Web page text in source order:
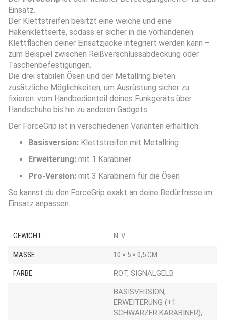
Einsatz.
Der Klettstreifen besitzt eine weiche und eine
Hakenklettseite, sodass er sicher in die vorhandenen
Klettflächen deiner Einsatzjacke integriert werden kann –
zum Beispiel zwischen Reißverschlussabdeckung oder
Taschenbefestigungen.
Die drei stabilen Ösen und der Metallring bieten
zusätzliche Möglichkeiten, um Ausrüstung sicher zu
fixieren: vom Handbedienteil deines Funkgeräts über
Handschuhe bis hin zu anderen Gadgets.
Der ForceGrip ist in verschiedenen Varianten erhältlich:
Basisversion: Klettstreifen mit Metallring
Erweiterung: mit 1 Karabiner
Pro-Version: mit 3 Karabinern für die Ösen
So kannst du den ForceGrip exakt an deine Bedürfnisse im
Einsatz anpassen.
GEWICHT N. V.
MASSE 10 × 5 × 0,5 CM
FARBE ROT, SIGNALGELB
BASISVERSION,
ERWEITERUNG (+1
SCHWARZER KARABINER),